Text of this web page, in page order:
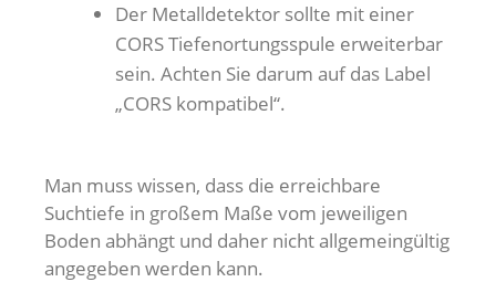
Der Metalldetektor sollte mit einer
CORS Tiefenortungsspule erweiterbar
sein. Achten Sie darum auf das Label
„CORS kompatibel“.
Man muss wissen, dass die erreichbare
Suchtiefe in großem Maße vom jeweiligen
Boden abhängt und daher nicht allgemeingültig
angegeben werden kann.